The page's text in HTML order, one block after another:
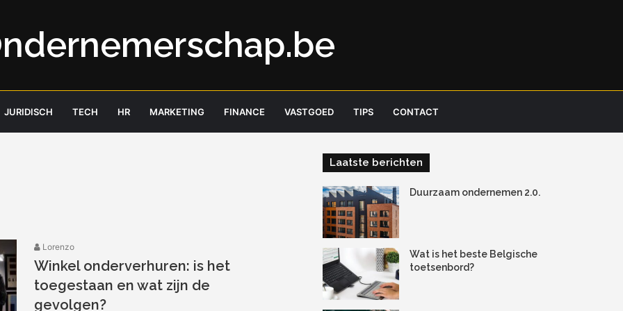
JURIDISCH TECH HR MARKETING FINANCE VASTGOED TIPS CONTACT
Lorenzo
Winkel onderverhuren: is het
toegestaan en wat zijn de
gevolgen?
Laatste berichten
Duurzaam ondernemen 2.0.
Wat is het beste Belgische
toetsenbord?